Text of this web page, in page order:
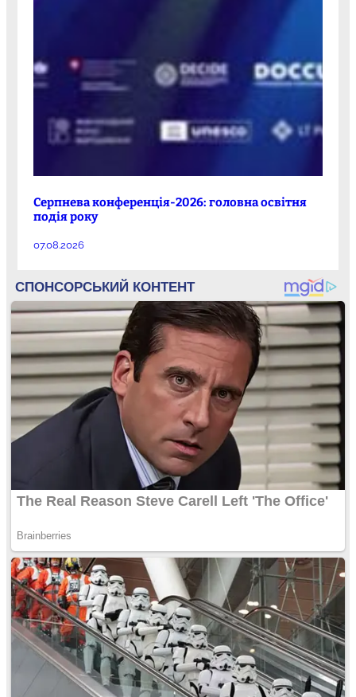
Серпнева конференція-2026: головна освітня
подія року
07.08.2026